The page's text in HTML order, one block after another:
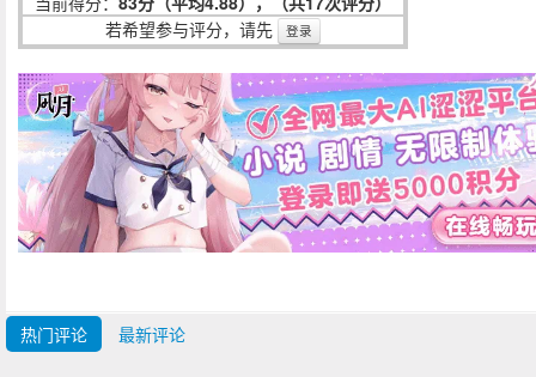
若希望参与评分，请先
登录
热门评论 最新评论